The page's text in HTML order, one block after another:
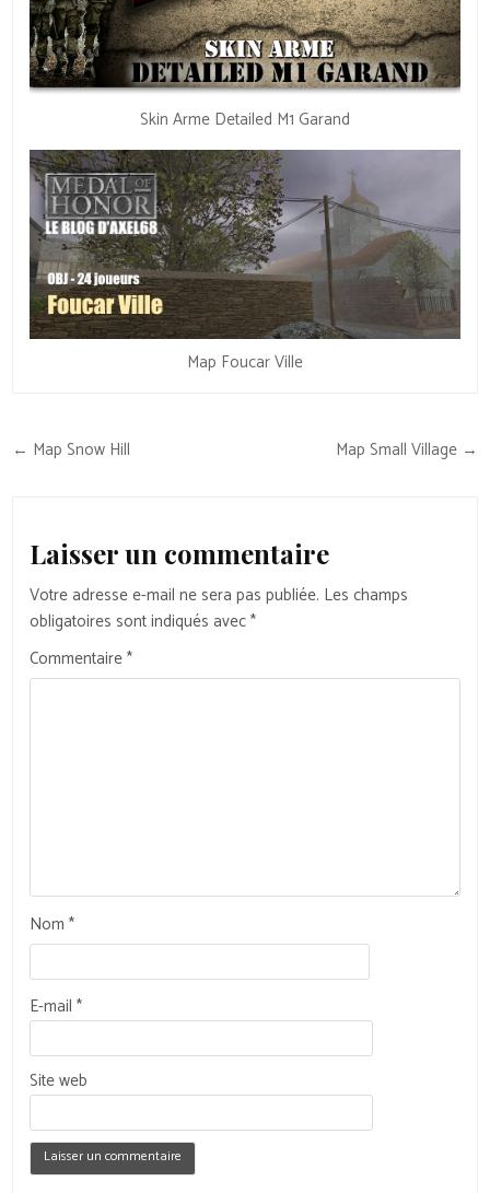
Skin Arme Detailed M1 Garand
Map Foucar Ville
Navigation
← Map Snow Hill Map Small Village →
Laisser un commentaire
Votre adresse e-mail ne sera pas publiée. Les champs
obligatoires sont indiqués avec*
Commentaire*
Nom*
E-mail*
Site web